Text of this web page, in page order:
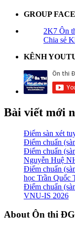
GROUP
2K7 Ôn
Chia sẻ
KÊNH
Bài viết mới
Điểm sàn xét
Điểm chuẩn
Điểm chuẩn
Nguyễn Huệ
Điểm chuẩn
học Trần Quốc
Điểm chuẩn
VNU-IS 2026
Footer
About Ôn thi